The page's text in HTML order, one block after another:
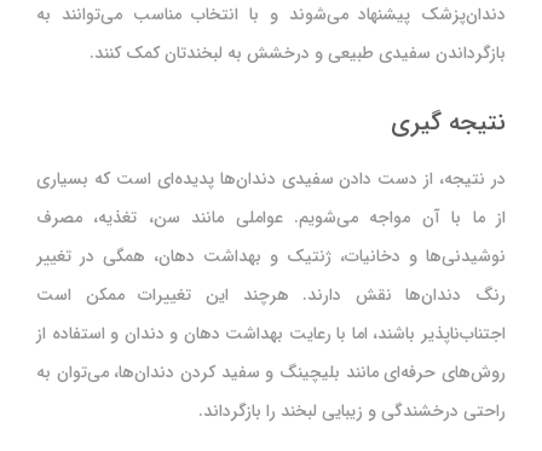
دندان‌پزشک پیشنهاد می‌شوند و با انتخاب مناسب می‌توانند به
بازگرداندن سفیدی طبیعی و درخشش به لبخندتان کمک کنند.
نتیجه گیری
در نتیجه، از دست دادن سفیدی دندان‌ها پدیده‌ای است که بسیاری
از ما با آن مواجه می‌شویم. عواملی مانند سن، تغذیه، مصرف
نوشیدنی‌ها و دخانیات، ژنتیک و بهداشت دهان، همگی در تغییر
رنگ دندان‌ها نقش دارند. هرچند این تغییرات ممکن است
اجتناب‌ناپذیر باشند، اما با رعایت بهداشت دهان و دندان و استفاده از
روش‌های حرفه‌ای مانند بلیچینگ و سفید کردن دندان‌ها، می‌توان به
راحتی درخشندگی و زیبایی لبخند را بازگرداند.